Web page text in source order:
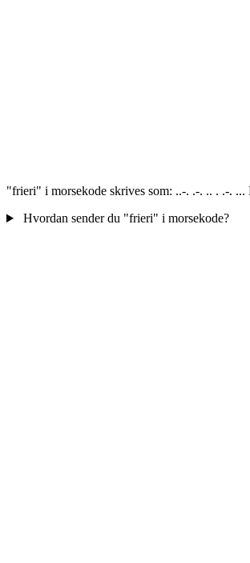
"frieri" i morsekode skrives som: ..-. .-. .. . .-.
Hvordan sender du "frieri" i morsekode?